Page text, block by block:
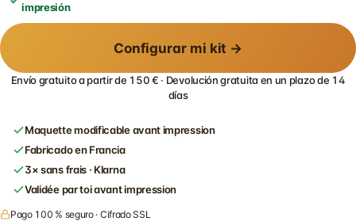
impresión
Configurar mi kit →
Envío gratuito a partir de 150 € · Devolución gratuita en un plazo de 14
días
Maquette modificable avant impression
Fabricado en Francia
3× sans frais · Klarna
Validée par toi avant impression
Pago 100 % seguro · Cifrado SSL